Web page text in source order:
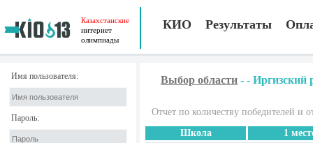
Казахстанские
интернет
олимпиады
КИО Результаты
Имя пользователя:
Пароль:
Выбор области - - Иргизский
Отчет по количеству победителей и
Школа
1